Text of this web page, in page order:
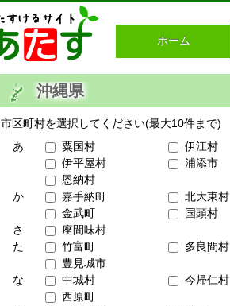
ホーム
沖縄県
市区町村を選択してください(最大10件まで)
あ
粟国村 伊江村
伊平屋村
浦添市
恩納村
か
嘉手納町 北大東村
金武町
国頭村
さ
座間味村
た
竹富町 多良間村
豊見城市
な
中城村 今帰仁村
西原町